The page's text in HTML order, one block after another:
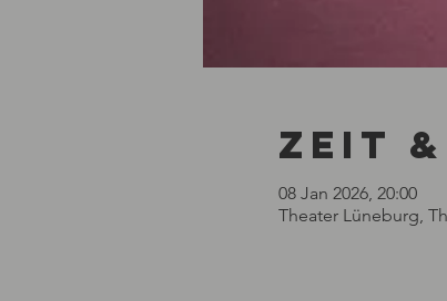
Zeit
08 Jan 2026, 20:00
Theater Lüneburg,